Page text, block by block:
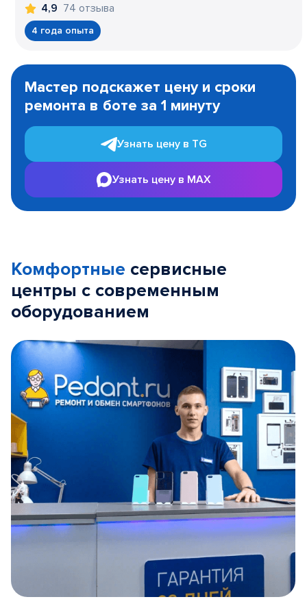
4,9 74 отзыва
4 года опыта
1
Мастер подскажет цену и сроки
ремонта в боте за 1 минуту
Узнать цену в TG
Узнать цену в MAX
Комфортные сервисные
центры с современным
оборудованием